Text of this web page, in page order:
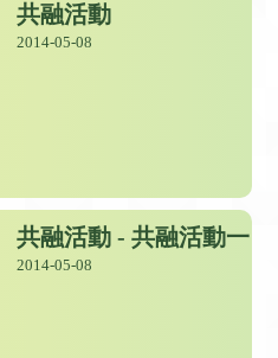
共融活動
2014-05-08
共融活動 - 共融活動一
2014-05-08